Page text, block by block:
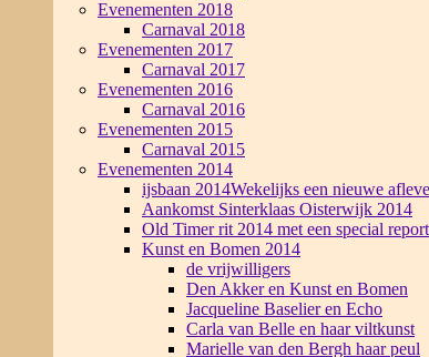
Evenementen 2018
Carnaval 2018
Evenementen 2017
Carnaval 2017
Evenementen 2016
Carnaval 2016
Evenementen 2015
Carnaval 2015
Evenementen 2014
ijsbaan 2014Wekelijks een nieuwe
Aankomst Sinterklaas Oisterwijk 2014
Old Timer rit 2014 met een special
Kunst en Bomen 2014
de vrijwilligers
Den Akker en Kunst en Bomen
Jacqueline Baselier en Echo
Carla van Belle en haar viltkunst
Marielle van den Bergh haar peul